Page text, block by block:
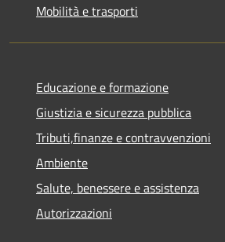
Mobilità e trasporti
Educazione e formazione
Giustizia e sicurezza pubblica
Tributi,finanze e contravvenzioni
Ambiente
Salute, benessere e assistenza
Autorizzazioni